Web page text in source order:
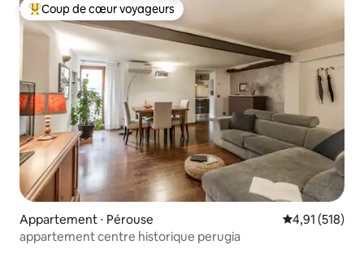
Coups de cœur voyageurs les plus appréciés
Coup de cœur voyageurs
Appartement ⋅ Pérouse Évaluation
4,91 (518)
appartement centre historique perugia